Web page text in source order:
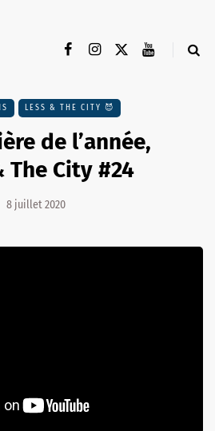
LESS & THE CITY 😈
de l’année,
The City #24
8 juillet 2020